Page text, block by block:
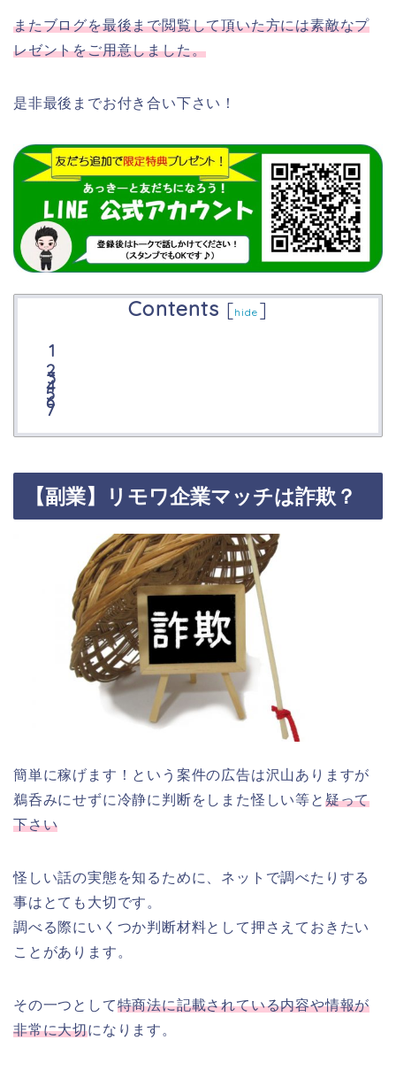
またブログを最後まで閲覧して頂いた方には素敵なプ
レゼントをご用意しました。
是非最後までお付き合い下さい！
Contents [hide ]
【副業】リモワ企業マッチは詐欺？
簡単に稼げます！という案件の広告は沢山ありますが
鵜呑みにせずに冷静に判断をしまた怪しい等と 疑って
下さい
怪しい話の実態を知るために、ネットで調べたりする
事はとても大切です。
調べる際にいくつか判断材料として押さえておきたい
ことがあります。
その一つとして特商法に記載されている内容や情報が
非常に大切になります。